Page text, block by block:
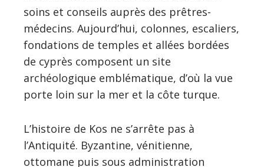
soins et conseils auprès des prêtres-
médecins. Aujourd’hui, colonnes, escaliers,
fondations de temples et allées bordées
de cyprès composent un site
archéologique emblématique, d’où la vue
porte loin sur la mer et la côte turque.
L’histoire de Kos ne s’arrête pas à
l’Antiquité. Byzantine, vénitienne,
ottomane puis sous administration